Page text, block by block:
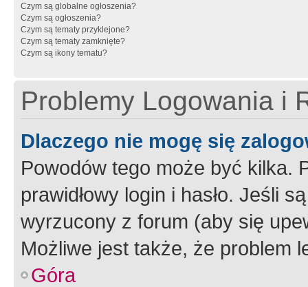
Czym są globalne ogłoszenia?
Czym są ogłoszenia?
Czym są tematy przyklejone?
Czym są tematy zamknięte?
Czym są ikony tematu?
Problemy Logowania i
Dlaczego nie mogę się
Powodów tego może być kilka.
prawidłowy login i hasło. Jeśli
wyrzucony z forum (aby się
Możliwe jest także, że problem
Góra